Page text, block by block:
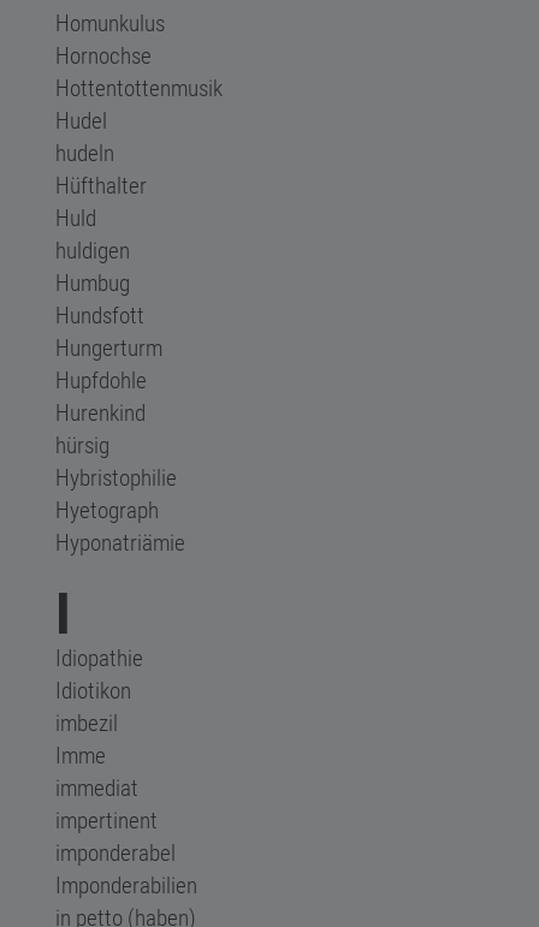
Homunkulus
Hornochse
Hottentottenmusik
Hudel
hudeln
Hüfthalter
Huld
huldigen
Humbug
Hundsfott
Hungerturm
Hupfdohle
Hurenkind
hürsig
Hybristophilie
Hyetograph
Hyponatriämie
I
Idiopathie
Idiotikon
imbezil
Imme
immediat
impertinent
imponderabel
Imponderabilien
in petto (haben)